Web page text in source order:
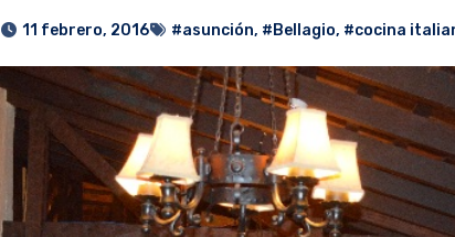
11 febrero, 2016 #asunción, #Bellagio, #cocina